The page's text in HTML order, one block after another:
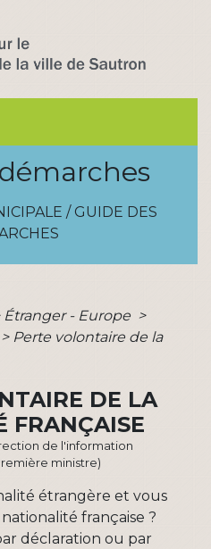
/ GUIDE DES
Étranger - Europe >
> Perte volontaire de la
DE LA
FRANÇAISE
de l'information
ministre)
étrangère et vous
française ?
déclaration ou par